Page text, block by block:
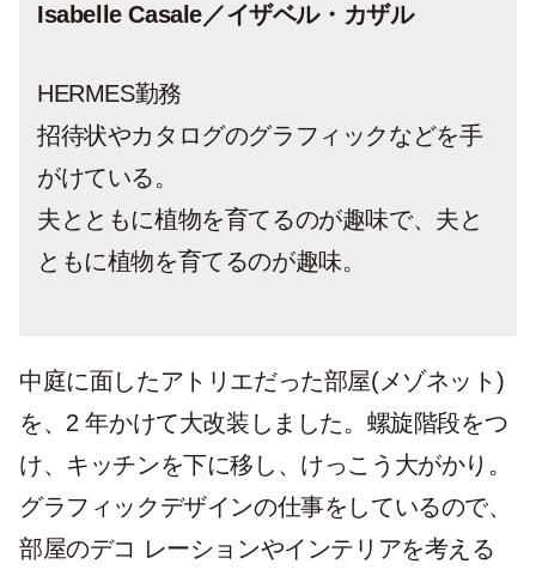
Isabelle Casale／イザベル・カザル
HERMES勤務
招待状やカタログのグラフィックなどを手
がけている。
夫とともに植物を育てるのが趣味で、夫と
ともに植物を育てるのが趣味。
中庭に面したアトリエだった部屋(メゾネット)
を、2 年かけて大改装しました。螺旋階段をつ
け、キッチンを下に移し、けっこう大がかり。
グラフィックデザインの仕事をしているので、
部屋のデコ レーションやインテリアを考える